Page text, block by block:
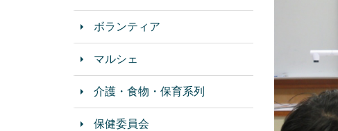
ボランティア
マルシェ
介護・食物・保育系列
保健委員会